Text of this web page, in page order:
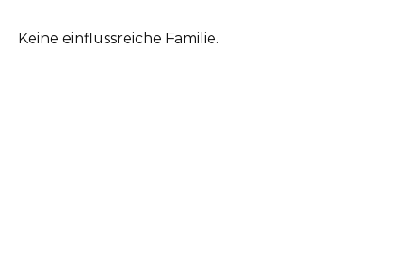
Keine einflussreiche Familie.